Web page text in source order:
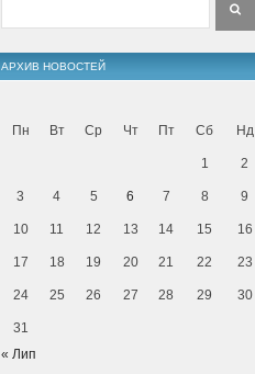
АРХИВ НОВОСТЕЙ
Пн Вт Ср Чт Пт Сб Нд
1 2
3 4 5 6 7 8 9
10 11 12 13 14 15 16
17 18 19 20 21 22 23
24 25 26 27 28 29 30
31
« Лип